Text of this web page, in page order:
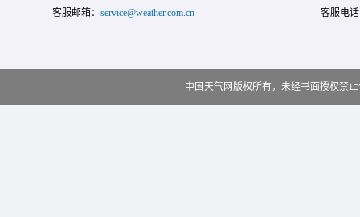
客服邮箱： service@weather.com.cn 客服电
中国天气网版权所有，未经书面授权